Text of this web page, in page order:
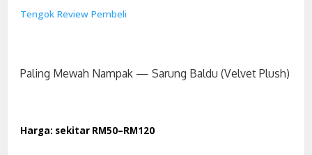
Tengok Review Pembeli
Paling Mewah Nampak — Sarung Baldu (Velvet Plush)
Harga: sekitar RM50–RM120